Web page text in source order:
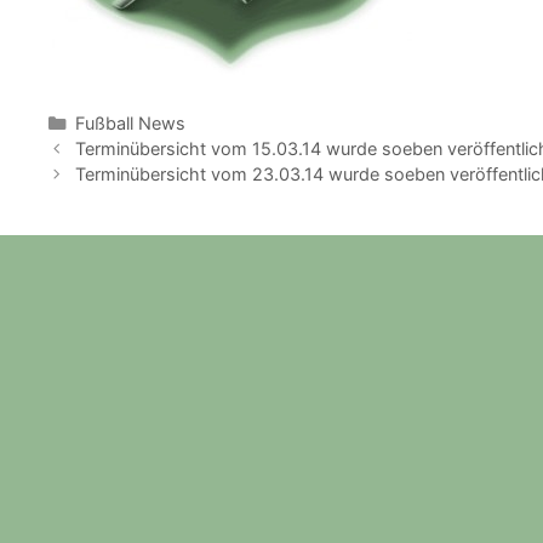
Kategorien
Fußball News
Terminübersicht vom 15.03.14 wurde soeben
Terminübersicht vom 23.03.14 wurde soeben